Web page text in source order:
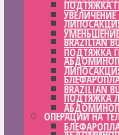
ПОДТЯЖКА
BRAZILIAN
ПОДТЯЖКА
ОПЕРАЦИИ НА
ПОДТЯЖКА
BRAZILIAN